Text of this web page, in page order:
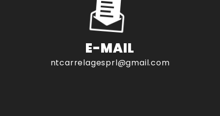
E-MAIL
ntcarrelagesprl@gmail.com